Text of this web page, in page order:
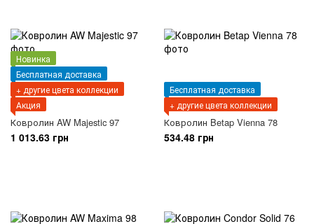
Новинка
Бесплатная доставка
+ другие цвета коллекции
Акция
Ковролин AW Majestic 97
1 013.63 грн
Бесплатная доставка
+ другие цвета коллекции
Ковролин Betap Vienna 78
534.48 грн